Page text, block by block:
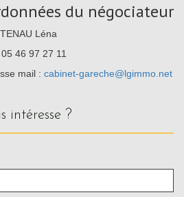
du négociateur
Léna
46 97 27 11
mail : cabinet-gareche@lgimmo.net
intéresse ?